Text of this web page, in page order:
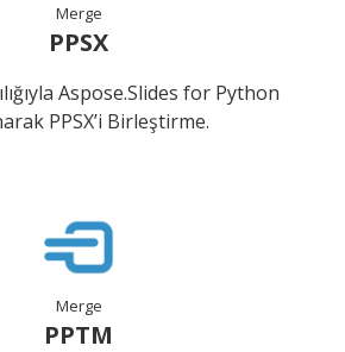
Merge
PPSX
Aspose.Slides for Python
PPSX’i Birleştirme.
Merge
PPTM